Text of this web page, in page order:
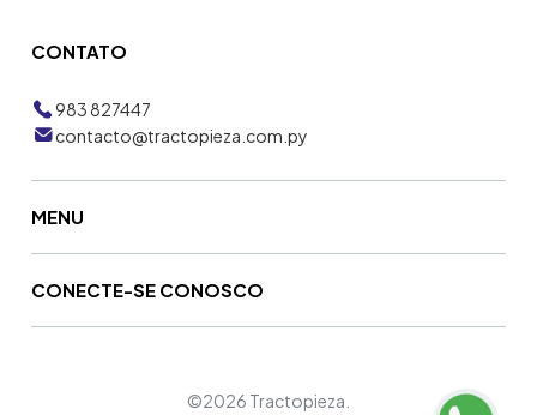
CONTATO
983 827447
contacto@tractopieza.com.py
MENU
CONECTE-SE CONOSCO
©2026 Tractopieza.